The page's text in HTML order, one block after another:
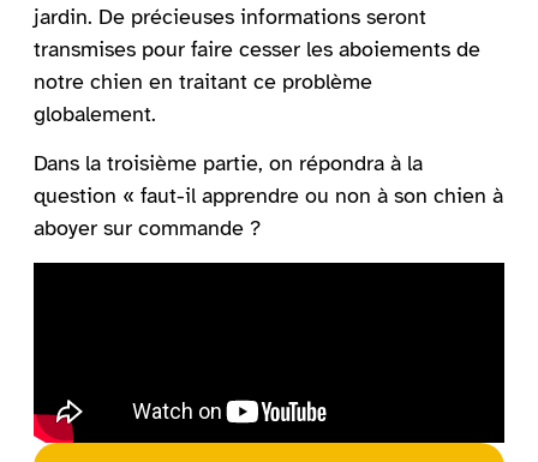
jardin. De précieuses informations seront
transmises pour faire cesser les aboiements de
notre chien en traitant ce problème
globalement.
Dans la troisième partie, on répondra à la
question « faut-il apprendre ou non à son chien à
aboyer sur commande ?